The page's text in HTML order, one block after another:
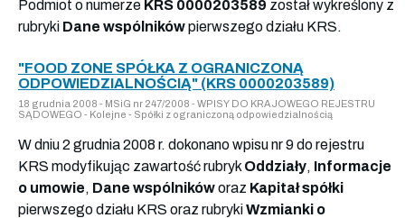
Podmiot o numerze KRS 0000203589 został wykreślony z
rubryki Dane wspólnikówpierwszego działu KRS.
"FOOD ZONE SPÓŁKA Z OGRANICZONĄ
ODPOWIEDZIALNOŚCIĄ" (KRS 0000203589)
18 grudnia 2008 - MSiG nr 247/2008 - WPISY DO KRAJOWEGO REJESTRU
SĄDOWEGO - Kolejne - Spółki z ograniczoną odpowiedzialnością
W dniu 2 grudnia 2008 r. dokonano wpisu nr 9 do rejestru
KRS modyfikując zawartość rubryk Oddziały, Informacje
o umowie, Dane wspólnikóworaz Kapitał spółki
pierwszego działu KRS oraz rubrykiWzmianki o